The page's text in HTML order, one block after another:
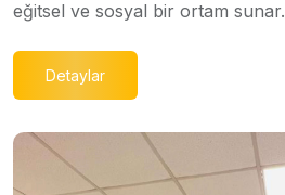
eğitsel ve sosyal bir ortam sunar.
Detaylar